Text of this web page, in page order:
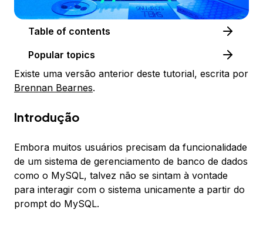
Table of contents
Popular topics
Existe uma versão anterior deste tutorial, escrita por
Brennan Bearnes.
Introdução
Embora muitos usuários precisam da funcionalidade
de um sistema de gerenciamento de banco de dados
como o MySQL, talvez não se sintam à vontade
para interagir com o sistema unicamente a partir do
prompt do MySQL.